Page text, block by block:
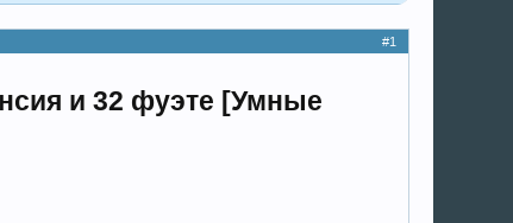
#1
и 32 фуэте [Умные